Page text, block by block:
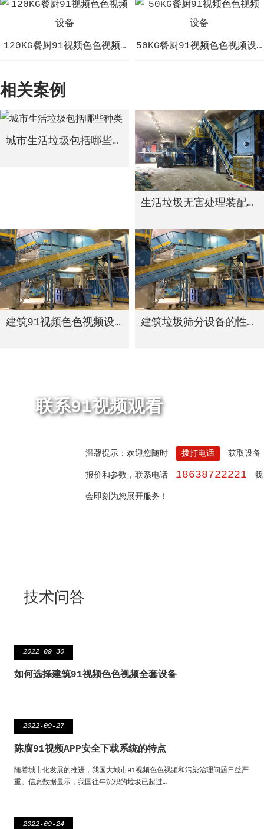
120KG餐厨91视频色色视频设备50KG餐厨91视频色色视频设
相关案例
城市生活垃圾包括哪些种类
生活垃圾无害处理装配线
建筑91视频色色视频设备的可循环经济模式
建筑垃圾筛分设备的性能
联系91视频观看
温馨提示：欢迎您随时 拨打电话 获取设备
报价和参数，联系电话 18638722221
会即刻为您展开服务！
技术问答
2022-09-30
如何选择建筑91视频色色视频全套设备
2022-09-27
陈腐91视频APP安全下载系统的特点
随着城市化发展的推进，我国大城市91视频色色视频和污染治理问题日益严
重。信息数据显示，我国往年沉积的垃圾已超过…
2022-09-24